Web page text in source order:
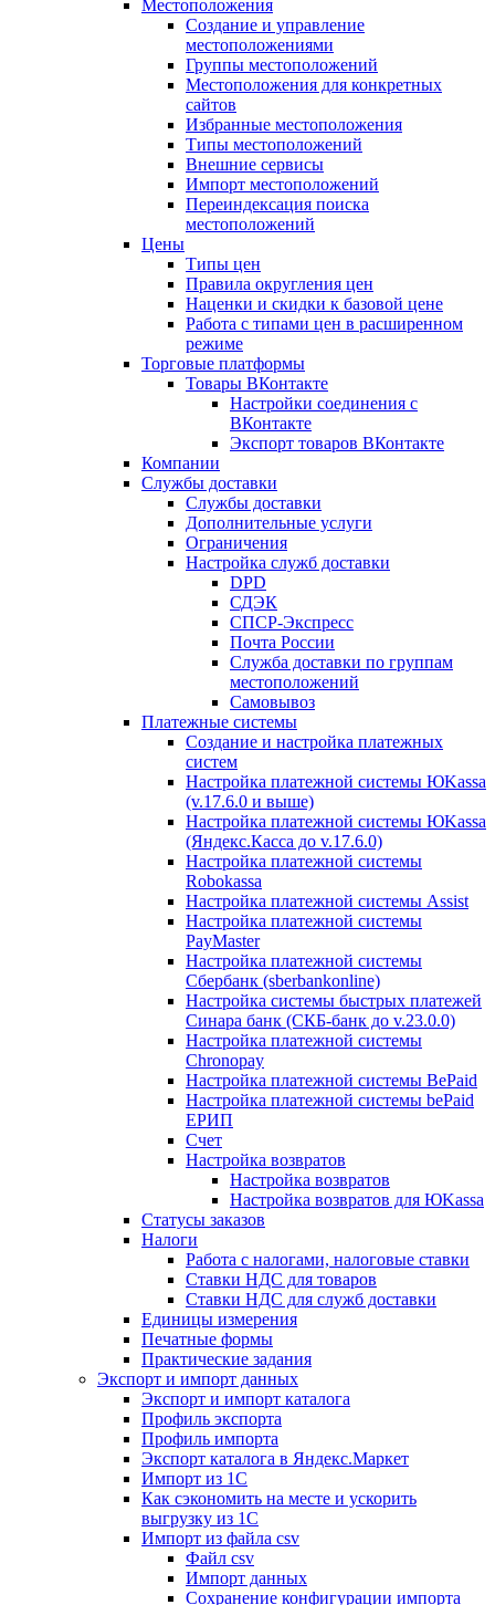
Местоположения
Создание и управление
местоположениями
Группы местоположений
Местоположения для конкретных
сайтов
Избранные местоположения
Типы местоположений
Внешние сервисы
Импорт местоположений
Переиндексация поиска
местоположений
Цены
Типы цен
Правила округления цен
Наценки и скидки к базовой цене
Работа с типами цен в расширенном
режиме
Торговые платформы
Товары ВКонтакте
Настройки соединения с
ВКонтакте
Экспорт товаров ВКонтакте
Компании
Службы доставки
Службы доставки
Дополнительные услуги
Ограничения
Настройка служб доставки
DPD
СДЭК
СПСР-Экспресс
Почта России
Служба доставки по группам
местоположений
Самовывоз
Платежные системы
Создание и настройка платежных
систем
Настройка платежной системы ЮKassa
(v.17.6.0 и выше)
Настройка платежной системы ЮKassa
(Яндекс.Касса до v.17.6.0)
Настройка платежной системы
Robokassa
Настройка платежной системы Assist
Настройка платежной системы
PayMaster
Настройка платежной системы
Сбербанк (sberbankonline)
Настройка системы быстрых платежей
Синара банк (СКБ-банк до v.23.0.0)
Настройка платежной системы
Chronopay
Настройка платежной системы BePaid
Настройка платежной системы bePaid
ЕРИП
Счет
Настройка возвратов
Настройка возвратов
Настройка возвратов для ЮKassa
Статусы заказов
Налоги
Работа с налогами, налоговые ставки
Ставки НДС для товаров
Ставки НДС для служб доставки
Единицы измерения
Печатные формы
Практические задания
Экспорт и импорт данных
Экспорт и импорт каталога
Профиль экспорта
Профиль импорта
Экспорт каталога в Яндекс.Маркет
Импорт из 1С
Как сэкономить на месте и ускорить
выгрузку из 1С
Импорт из файла csv
Файл csv
Импорт данных
Сохранение конфигурации импорта